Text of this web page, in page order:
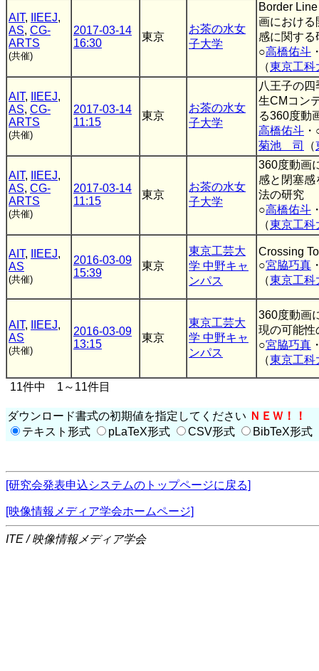
AIT, IIEEJ,
AS, CG-
ARTS
(共催)
2017-03-14
16:30
東京
お茶の水女
子大学
Border
画における
感に関する
○高橋佑斗
（東京工科
AIT, IIEEJ,
AS, CG-
ARTS
(共催)
2017-03-14
11:15
東京
お茶の水女
子大学
八王子の
生CMコン
る360度動
高橋佑斗
菊池 司
（
AIT, IIEEJ,
AS, CG-
ARTS
(共催)
2017-03-14
11:15
東京
お茶の水女
子大学
360度動画
感と閉塞感
法の研究
○高橋佑斗
（東京工科
AIT, IIEEJ,
AS
(共催)
2016-03-09
15:39
東京
東京工芸大
学 中野キャ
ンパス
Crossing
○宮脇巧真
（東京工科
AIT, IIEEJ,
AS
(共催)
2016-03-09
13:15
東京
東京工芸大
学 中野キャ
ンパス
360度動画
現の可能性
○宮脇巧真
（東京工科
11件中 1～11件目
ダウンロード書式の初期値を指定してください ＮＥＷ！！
テキスト形式
pLaTeX形式 CSV形式 BibTeX形式
[研究会発表申込システムのトップページに戻る]
[映像情報メディア学会ホームページ]
ITE / 映像情報メディア学会